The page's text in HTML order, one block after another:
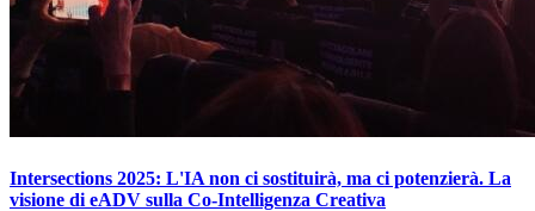
Intersections 2025: L'IA non ci sostituirà, ma ci potenzierà. La
visione di eADV sulla Co-Intelligenza Creativa